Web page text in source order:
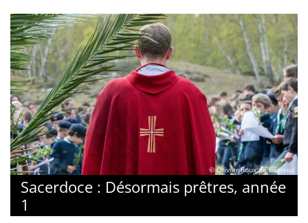
© Olivier Roux de Bézieux
Sacerdoce : Désormais prêtres, année
1